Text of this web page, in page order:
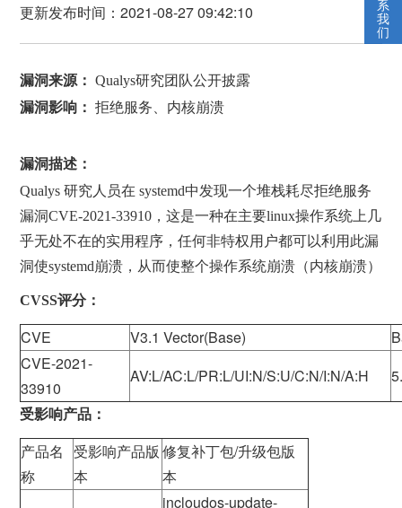
更新发布时间：2021-08-27 09:42:10
漏洞来源：Qualys研究团队公开披露
漏洞影响：拒绝服务、内核崩溃
漏洞描述：
Qualys 研究人员在 systemd中发现一个堆栈耗尽拒绝服务
漏洞CVE-2021-33910，这是一种在主要linux操作系统上几
乎无处不在的实用程序，任何非特权用户都可以利用此漏
洞使systemd崩溃，从而使整个操作系统崩溃（内核崩溃）
CVSS评分：
CVE V3.1 Vector(Base)
CVE-2021-
33910
AV:L/AC:L/PR:L/UI:N/S:U/C:N/I:N/A:H
受影响产品：
产品名
称
受影响产品版
本
修复补丁包/升级包版
本
incloudos-update-
系
我
们